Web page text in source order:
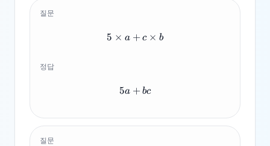
질문
5 \times a + c \times b
5 × a + c × b
정답
5a+bc
5a + bc
질문